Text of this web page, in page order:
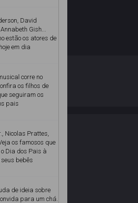
David
Gish...
estão os atores de
hoje em dia
corre no
os filhos de
seguiram os
pais
Nicolas Prattes,
os famosos que
Dia dos Pais à
bebês
de ideia sobre
para um chá.
por